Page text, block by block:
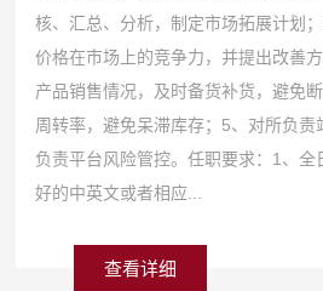
核、汇总、分析，制定市场拓展计划
价格在市场上的竞争力，并提出改善
产品销售情况，及时备货补货，避免
周转率，避免呆滞库存；5、对所负责
负责平台风险管控。任职要求：1、全
好的中英文或者相应...
查看详细